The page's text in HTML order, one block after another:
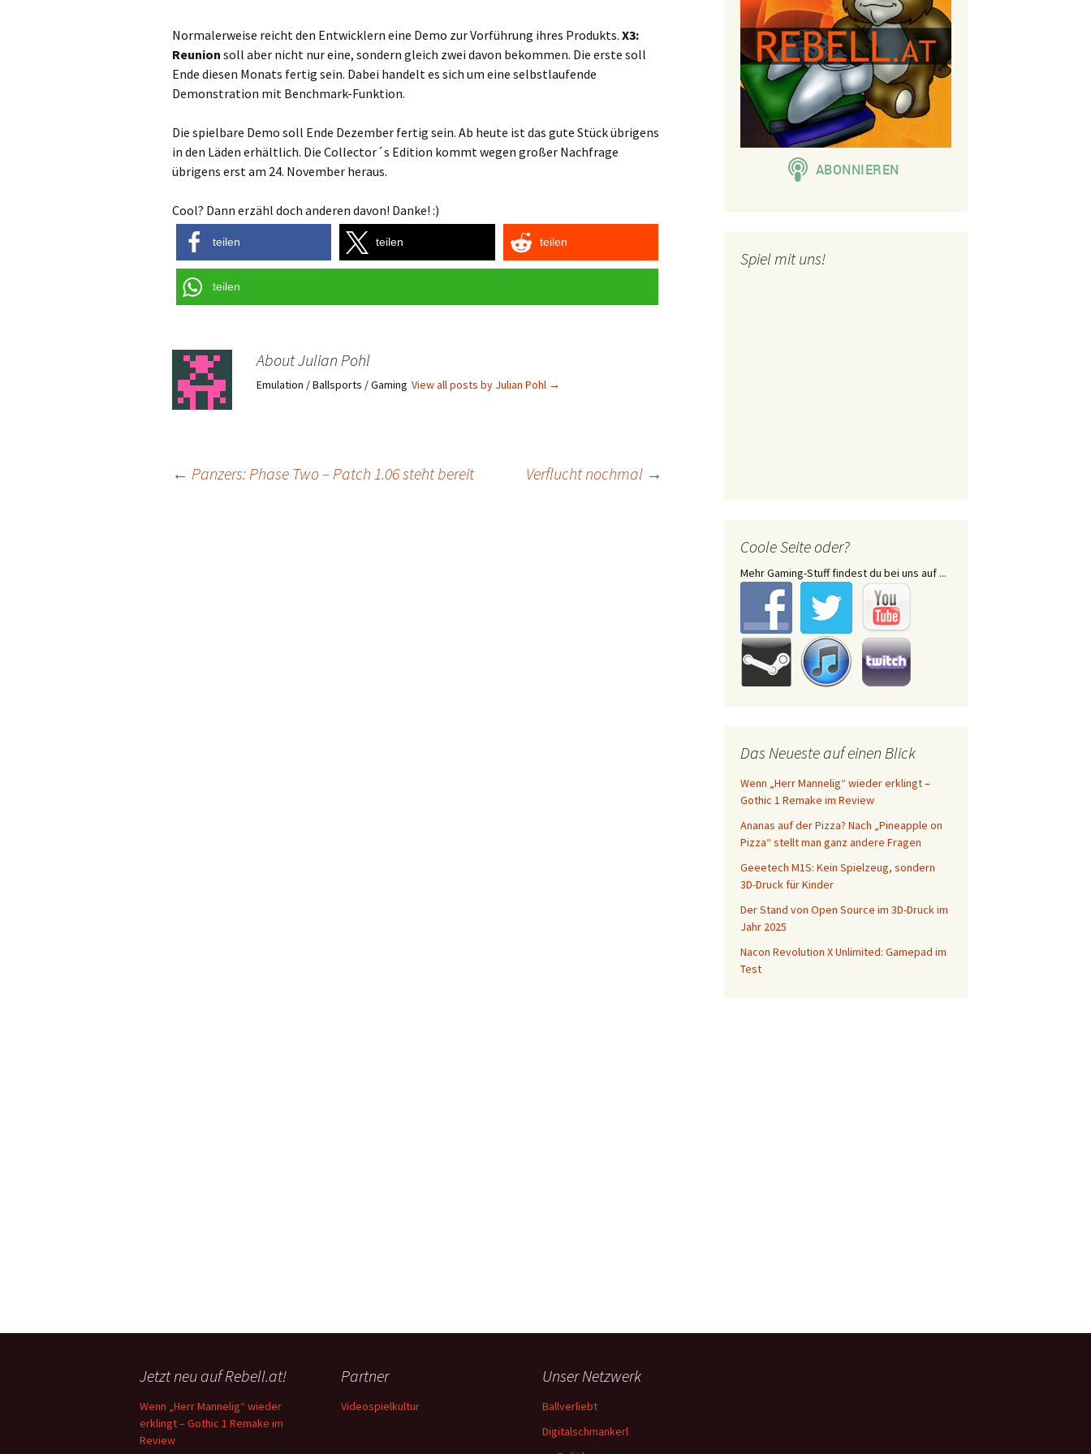
Normalerweise reicht den Entwicklern eine Demo zur Vorführung ihres Produkts. X3:
Reunion soll aber nicht nur eine, sondern gleich zwei davon bekommen. Die erste soll
Ende diesen Monats fertig sein. Dabei handelt es sich um eine selbstlaufende
Demonstration mit Benchmark-Funktion.
Die spielbare Demo soll Ende Dezember fertig sein. Ab heute ist das gute Stück übrigens
in den Läden erhältlich. Die Collector´s Edition kommt wegen großer Nachfrage
übrigens erst am 24. November heraus.
Cool? Dann erzähl doch anderen davon! Danke! :)
teilen teilen teilen
teilen
About Julian Pohl
Emulation / Ballsports / Gaming View all posts by Julian Pohl →
← Panzers: Phase Two – Patch 1.06 steht bereit Verflucht nochmal →
Spiel mit uns!
Coole Seite oder?
Mehr Gaming-Stuff findest du bei uns auf ...
Das Neueste auf einen Blick
Wenn „Herr Mannelig“ wieder erklingt –
Gothic 1 Remake im Review
Ananas auf der Pizza? Nach „Pineapple on
Pizza“ stellt man ganz andere Fragen
Geeetech M1S: Kein Spielzeug, sondern
3D-Druck für Kinder
Der Stand von Open Source im 3D-Druck im
Jahr 2025
Nacon Revolution X Unlimited: Gamepad im
Test
Jetzt neu auf Rebell.at!
Wenn „Herr Mannelig“ wieder
erklingt – Gothic 1 Remake im
Review
Partner
Videospielkultur
Unser Netzwerk
Ballverliebt
Digitalschmankerl